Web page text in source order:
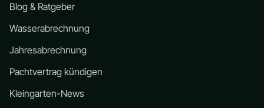
Blog & Ratgeber
Wasserabrechnung
Jahresabrechnung
Pachtvertrag kündigen
Kleingarten-News